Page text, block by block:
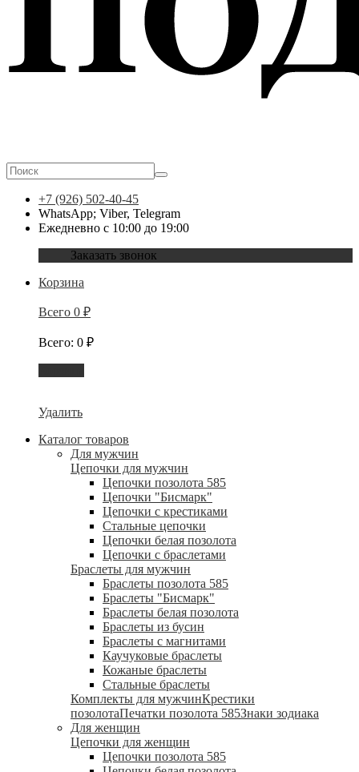
+7 (926) 502-40-45
WhatsApp; Viber, Telegram
Ежедневно с 10:00 до 19:00
Заказать звонок
Корзина
Всего 0 ₽
Всего: 0 ₽
Удалить
Каталог товаров
Для мужчин
Цепочки для мужчин
Цепочки позолота 585
Цепочки "Бисмарк"
Цепочки с крестиками
Стальные цепочки
Цепочки белая позолота
Цепочки с браслетами
Браслеты для мужчин
Браслеты позолота 585
Браслеты "Бисмарк"
Браслеты белая позолота
Браслеты из бусин
Браслеты с магнитами
Каучуковые браслеты
Кожаные браслеты
Стальные браслеты
Комплекты для мужчинКрестики
позолотаПечатки позолота 585Знаки зодиака
Для женщин
Цепочки для женщин
Цепочки позолота 585